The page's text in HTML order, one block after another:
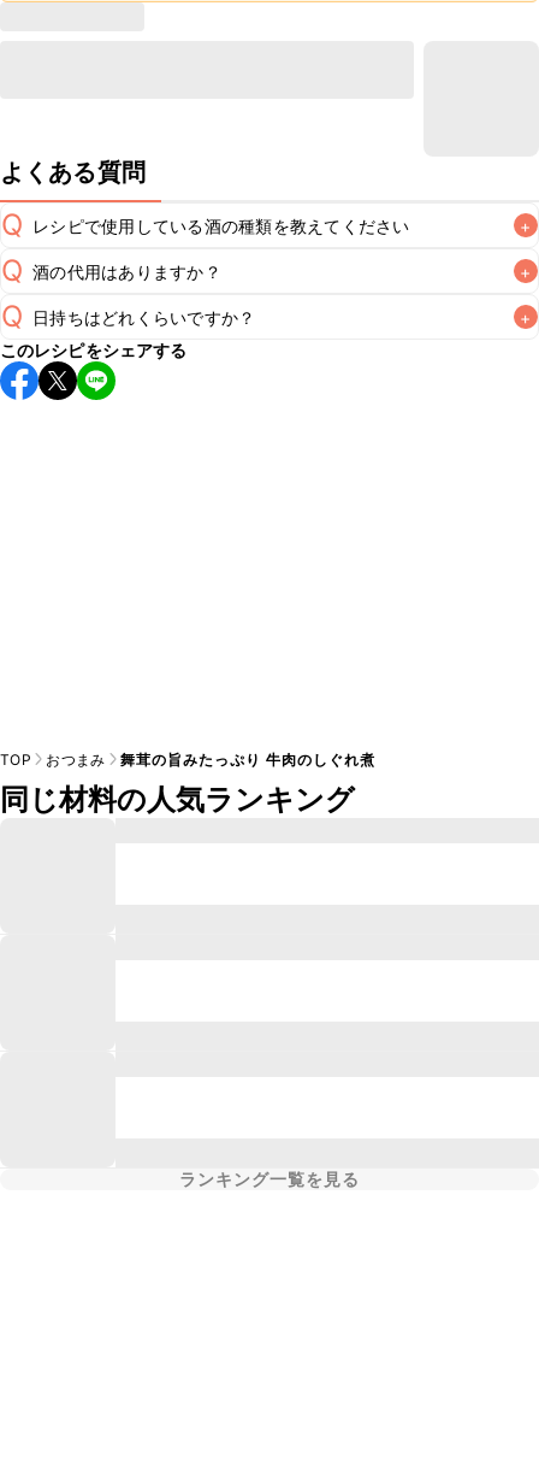
よくある質問
Q レシピで使用している酒の種類を教えてください +
A
Q 酒の代用はありますか？ +
A
Q 日持ちはどれくらいですか？ +
保存期間は冷蔵で翌日中が目安です。なるべくお早めにお召
し上がりください。
このレシピをシェアする
TOP おつまみ 舞茸の旨みたっぷり 牛肉のしぐれ煮
同じ材料の人気ランキング
ランキング一覧を見る